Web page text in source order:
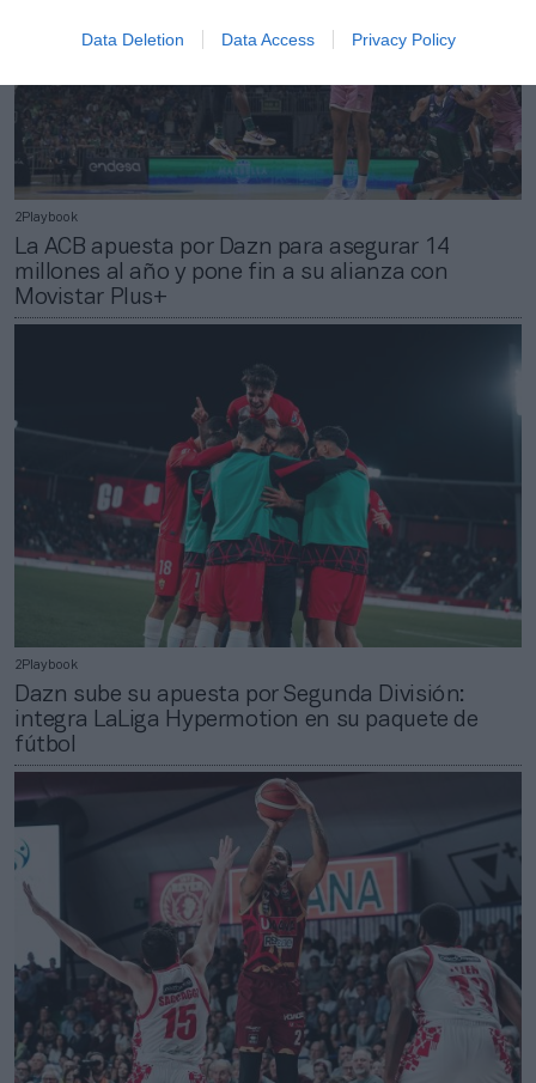
Data Deletion Data Access Privacy Policy
2Playbook
La ACB apuesta por Dazn para asegurar 14
millones al año y pone fin a su alianza con
Movistar Plus+
2Playbook
Dazn sube su apuesta por Segunda División:
integra LaLiga Hypermotion en su paquete de
fútbol